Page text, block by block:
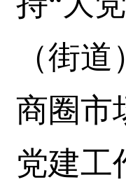
（街
商圈市
党建工